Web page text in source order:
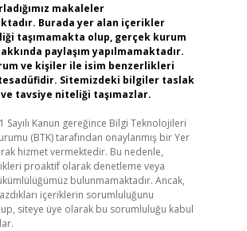
makaleler
Burada yer alan içerikler
taşımamakta olup, gerçek kurum
paylaşım yapılmamaktadır.
ve kişiler ile isim benzerlikleri
Sitemizdeki bilgiler taslak
tavsiye niteliği taşımazlar.
Sayılı Kanun gereğince Bilgi Teknolojileri
(BTK) tarafından onaylanmış bir Yer
hizmet vermektedir. Bu nedenle,
proaktif olarak denetleme veya
bulunmamaktadır. Ancak,
içeriklerin sorumluluğunu
siteye üye olarak bu sorumluluğu kabul